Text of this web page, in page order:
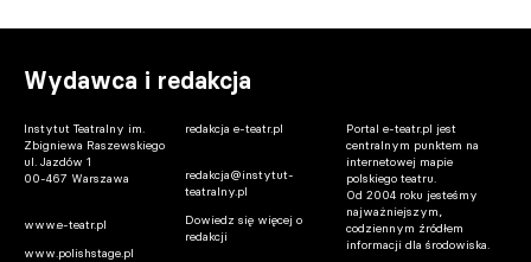
Wydawca i redakcja
Instytut Teatralny im.
Zbigniewa Raszewskiego
ul. Jazdów 1
00-467 Warszawa
www.e-teatr.pl
www.polishstage.pl
redakcja e-teatr.pl
redakcja@instytut-
teatralny.pl
Dowiedz się więcej o
redakcji
Portal e-teatr.pl jest
centralnym punktem na
internetowej mapie
polskiego teatru.
Od 2004 roku jesteśmy
najważniejszym,
codziennym źródłem
informacji dla środowiska.